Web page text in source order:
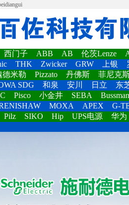
西门子 ABB AB 伦茨Lenze
THK Zwicker GRW 上银
德米勒 Pizzato 丹佛斯
菲尼克
SDG 和泉 安川 日立
东
Pisco 小金井 SEBA
MOXA APEX
G-
Pilz SIKO Hip UPS电源
华为